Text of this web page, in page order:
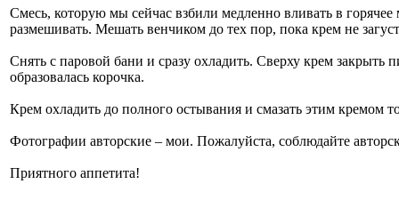
Смесь, которую мы сейчас взбили медленно вливать в
размешивать. Мешать венчиком до тех пор, пока крем не
Снять с паровой бани и сразу охладить. Сверху крем
образовалась корочка.
Крем охладить до полного остывания и смазать этим кремом
Фотографии авторские – мои. Пожалуйста, соблюдайте
Приятного аппетита!